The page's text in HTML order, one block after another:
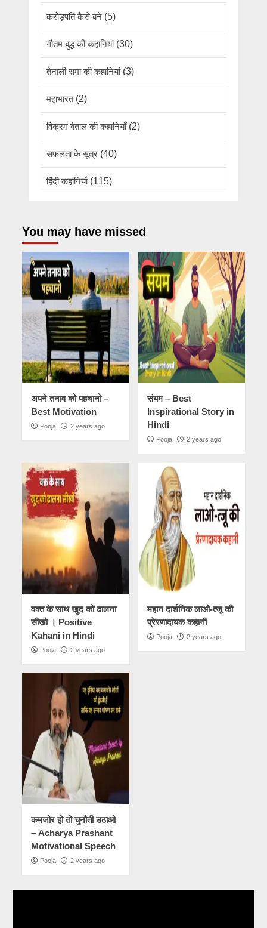
करोड़पति कैसे बने (5)
गौतम बुद्ध की कहानियां(30)
तेनाली रामा की कहानियां(3)
महाभारत(2)
विक्रम बेताल की कहानियाँ(2)
सफलता के सूत्र (40)
हिंदी कहानियाँ(115)
You may have missed
अपने तनाव को पहचानो –
Best Motivation
Pooja 2 years ago
संयम – Best
Inspirational Story in
Hindi
Pooja 2 years ago
वक्त के साथ खुद को ढालना
सीखो । Positive
Kahani in Hindi
Pooja 2 years ago
महान दार्शनिक लाओ-त्जू की
प्रेरणादायक कहानी
Pooja 2 years ago
कमजोर हो तो चुनौती उठाओ
– Acharya Prashant
Motivational Speech
Pooja 2 years ago